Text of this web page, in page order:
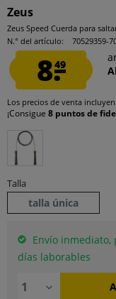
Zeus
Zeus Speed Cuerda para
N.° del artículo:
70529359-
8.49
Los precios de venta incluyen
¡Consigue 8 puntos de
Talla
talla única
Envío inmediato,
días laborables